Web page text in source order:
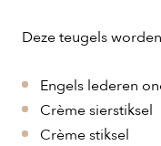
Deze teugels
Engels lederen
Crème sierstiksel
Crème stiksel